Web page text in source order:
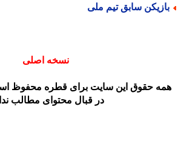
سابق تیم ملی
نسخه اصلی
حقوق این سایت برای قطره محفوظ است.
در قبال محتوای مطالب ندارد.